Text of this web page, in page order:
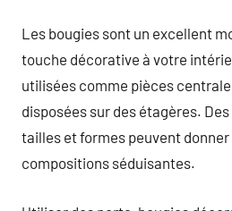
Les bougies sont un excellent
touche décorative à votre
utilisées comme pièces
disposées sur des étagères.
tailles et formes peuvent donner
compositions séduisantes.